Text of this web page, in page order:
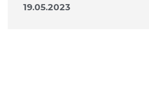
19.05.2023